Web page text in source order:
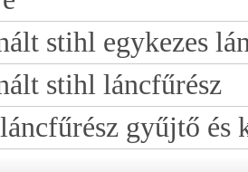
stihl egykezes
stihl láncfűrész
gyűjtő és